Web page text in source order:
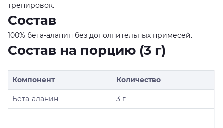
тренировок.
Состав
100% бета-аланин без дополнительных примесей.
Состав на порцию (3 г)
Компонент Количество
Бета-аланин 3 г